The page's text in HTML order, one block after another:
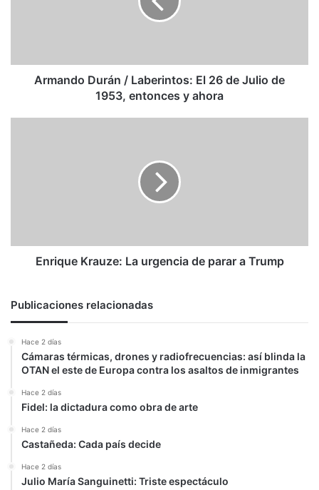
de
Armando Durán / Laberintos: El 26 de Julio de
1953, entonces y ahora
Enrique Krauze: La urgencia de parar a Trump
Publicaciones relacionadas
Hace 2 días
Cámaras térmicas, drones y radiofrecuencias: así blinda la
OTAN el este de Europa contra los asaltos de inmigrantes
Hace 2 días
Fidel: la dictadura como obra de arte
Hace 2 días
Castañeda: Cada país decide
Hace 2 días
Julio María Sanguinetti: Triste espectáculo